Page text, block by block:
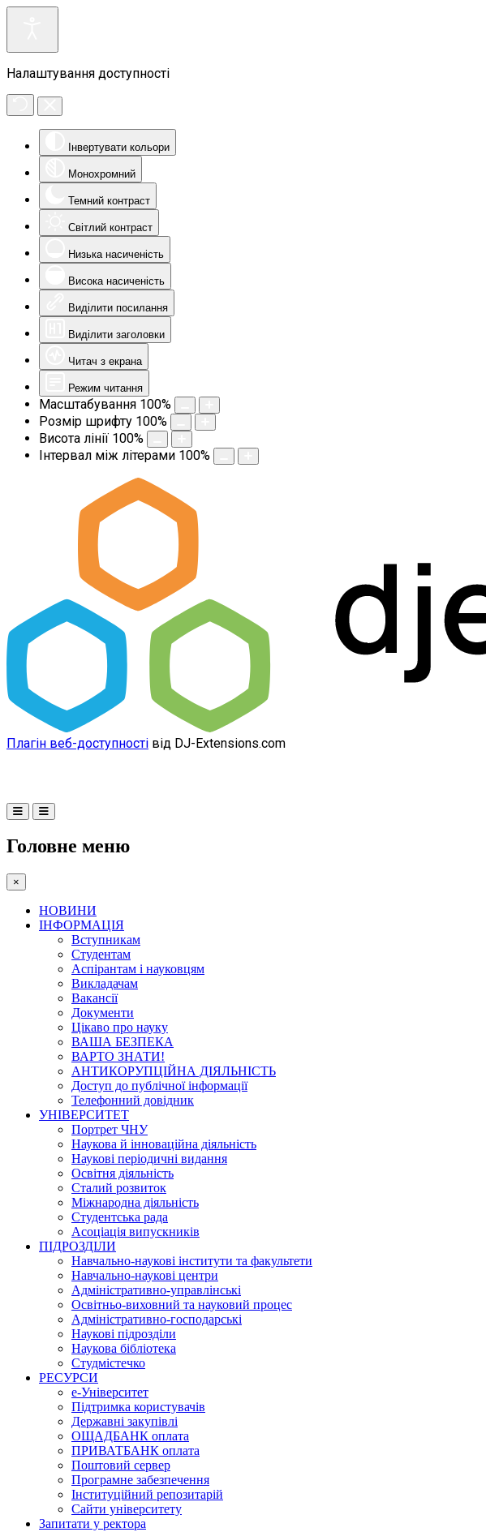
Налаштування доступності
Інвертувати кольори
Монохромний
Темний контраст
Світлий контраст
Низька насиченість
Висока насиченість
Виділити посилання
Виділити заголовки
Читач з екрана
Режим читання
Масштабування 100%
Розмір шрифту 100%
Висота лінії 100%
Інтервал між літерами 100%
Плагін веб-доступності від DJ-Extensions.com
Головне меню
×
НОВИНИ
ІНФОРМАЦІЯ
Вступникам
Студентам
Аспірантам і науковцям
Викладачам
Вакансії
Документи
Цікаво про науку
ВАША БЕЗПЕКА
ВАРТО ЗНАТИ!
АНТИКОРУПЦІЙНА ДІЯЛЬНІСТЬ
Доступ до публічної інформації
Телефонний довідник
УНІВЕРСИТЕТ
Портрет ЧНУ
Наукова й інноваційна діяльність
Наукові періодичні видання
Освітня діяльність
Сталий розвиток
Міжнародна діяльність
Студентська рада
Асоціація випускників
ПІДРОЗДІЛИ
Навчально-наукові інститути та факультети
Навчально-наукові центри
Адміністративно-управлінські
Освітньо-виховний та науковий процес
Адміністративно-господарські
Наукові підрозділи
Наукова бібліотека
Студмістечко
РЕСУРСИ
е-Університет
Підтримка користувачів
Державні закупівлі
ОЩАДБАНК оплата
ПРИВАТБАНК оплата
Поштовий сервер
Програмне забезпечення
Інституційний репозитарій
Сайти університету
Запитати у ректора